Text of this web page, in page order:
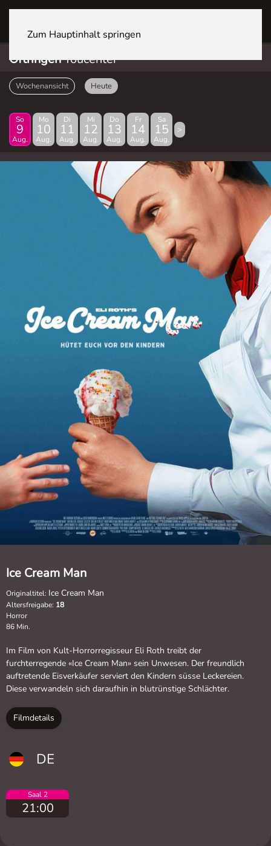
Zum Hauptinhalt springen
OftringenYoucenter
Wochenansicht Heute
So
9
Aug.
Mo
10
Aug.
Di
11
Aug.
Mi
12
Aug.
Do
13
Aug.
Fr
14
Aug.
Sa
15
Aug.
>
Ice Cream Man
Originaltitel: Ice Cream Man
Altersfreigabe: 18
Horror
86 Min.
Im Film von Kult-Horrorregisseur Eli Roth treibt der
furchterregende «Ice Cream Man» sein Unwesen. Der freundlich
auftretende Eisverkäufer serviert den Kindern süsse Leckereien.
Diese verwandeln sich daraufhin in blutrünstige Schlächter.
Filmdetails
DE
Saal 2
21:00